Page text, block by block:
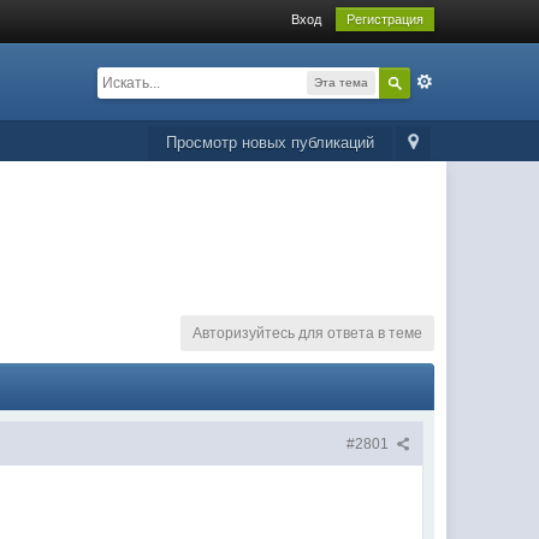
Вход Регистрация
Эта тема
Просмотр новых публикаций
Авторизуйтесь для ответа в теме
#2801